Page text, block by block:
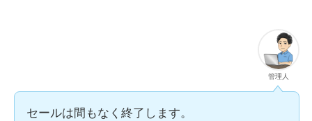
管理人
セールは間もなく終了します。